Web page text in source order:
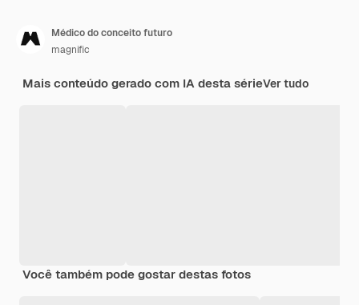
Médico do conceito futuro
magnific
Mais conteúdo gerado com IA desta sérieVer tudo
Você também pode gostar destas fotos